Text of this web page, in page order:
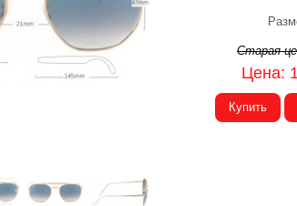
Старая
Цена:
Купить